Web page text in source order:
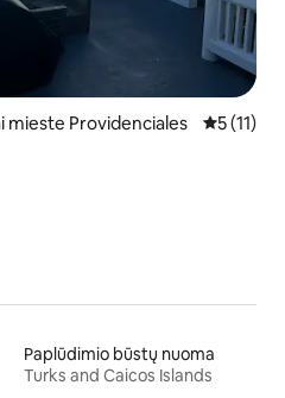
Providenciales Vidutinis
5 (11)
Paplūdimio būstų nuoma
Turks and Caicos Islands